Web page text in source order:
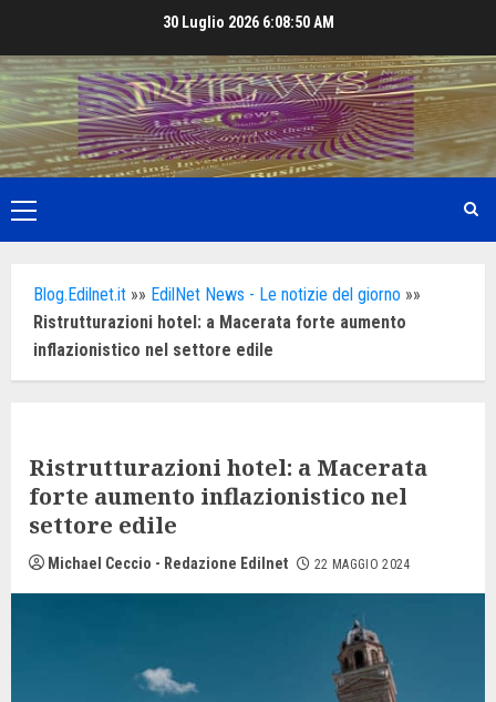
content
30 Luglio 2026 6:08:51 AM
Primary
Menu
Blog.Edilnet.it »» EdilNet News - Le notizie del giorno »»
Ristrutturazioni hotel: a Macerata forte aumento
inflazionistico nel settore edile
Ristrutturazioni hotel: a Macerata
forte aumento inflazionistico nel
settore edile
Michael Ceccio - Redazione Edilnet 22 MAGGIO 2024